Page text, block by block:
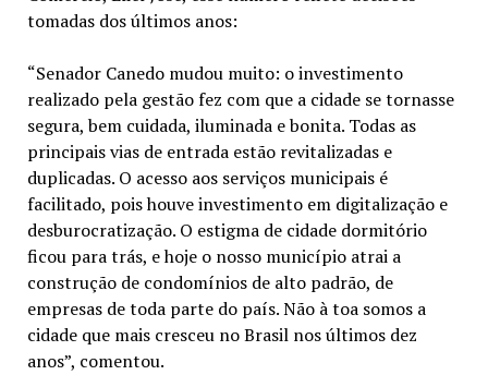
tomadas dos últimos anos:
“Senador Canedo mudou muito: o investimento
realizado pela gestão fez com que a cidade se tornasse
segura, bem cuidada, iluminada e bonita. Todas as
principais vias de entrada estão revitalizadas e
duplicadas. O acesso aos serviços municipais é
facilitado, pois houve investimento em digitalização e
desburocratização. O estigma de cidade dormitório
ficou para trás, e hoje o nosso município atrai a
construção de condomínios de alto padrão, de
empresas de toda parte do país. Não à toa somos a
cidade que mais cresceu no Brasil nos últimos dez
anos”, comentou.